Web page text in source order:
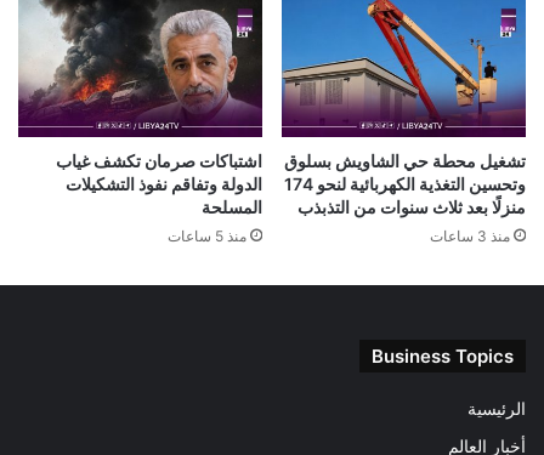
تشغيل محطة حي الشاويش بسلوق
وتحسين التغذية الكهربائية لنحو 174
منزلًا بعد ثلاث سنوات من التذبذب
منذ 3 ساعات
اشتباكات صرمان تكشف غياب
الدولة وتفاقم نفوذ التشكيلات
المسلحة
منذ 5 ساعات
Business Topics
الرئيسية
أخبار العالم